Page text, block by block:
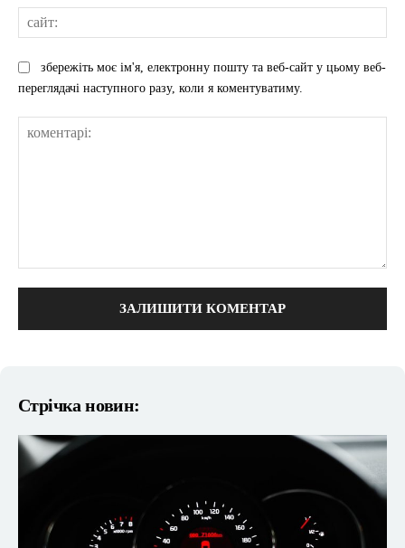
збережіть моє ім'я, електронну пошту та веб-сайт у цьому веб-
переглядачі наступного разу, коли я коментуватиму.
Стрічка новин: